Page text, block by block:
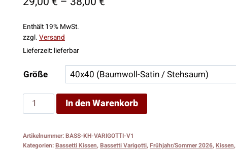
Enthält 19% MwSt.
zzgl. Versand
Lieferzeit: lieferbar
Größe
Bassetti
Kissenhülle
V1
In den Warenkorb
Artikelnummer:BASS-KH-VARIGOTTI-V1
Kategorien:Bassetti Kissen,Bassetti Varigotti,Frühjahr/Sommer 2026,Kissen,